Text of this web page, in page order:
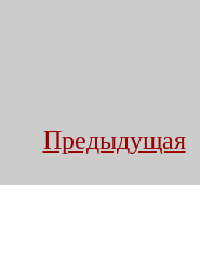
Предыдущая